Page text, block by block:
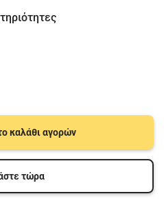
καλάθι αγορών
τώρα